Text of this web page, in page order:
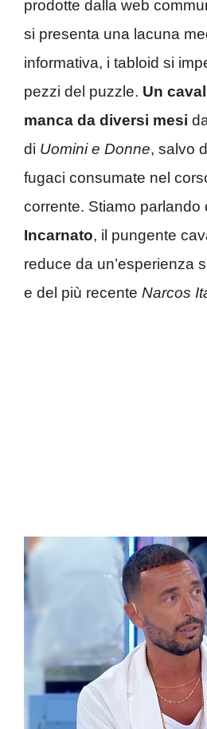
prodotte dalla web
si presenta una lacuna
informativa, i tabloid si
pezzi del puzzle. Un
manca da diversi mesi
di Uomini e Donne, salvo
fugaci consumate nel
corrente. Stiamo parlando
Incarnato, il pungente
reduce da un’esperienza
e del più recente Narcos